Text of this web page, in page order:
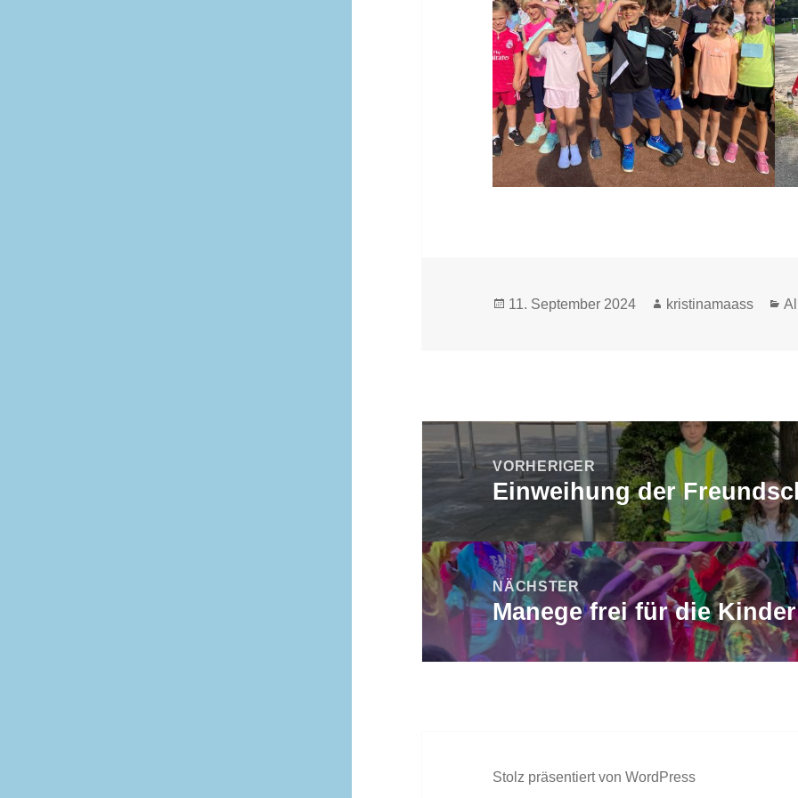
Veröffentlicht
11. September 2024 Autor
kristinamaass
Beitragsnavigation
VORHERIGER
Vorheriger
Beitrag:
Einweihung der
NÄCHSTER
Nächster
Beitrag:
Manege frei für die
Stolz präsentiert von WordPress